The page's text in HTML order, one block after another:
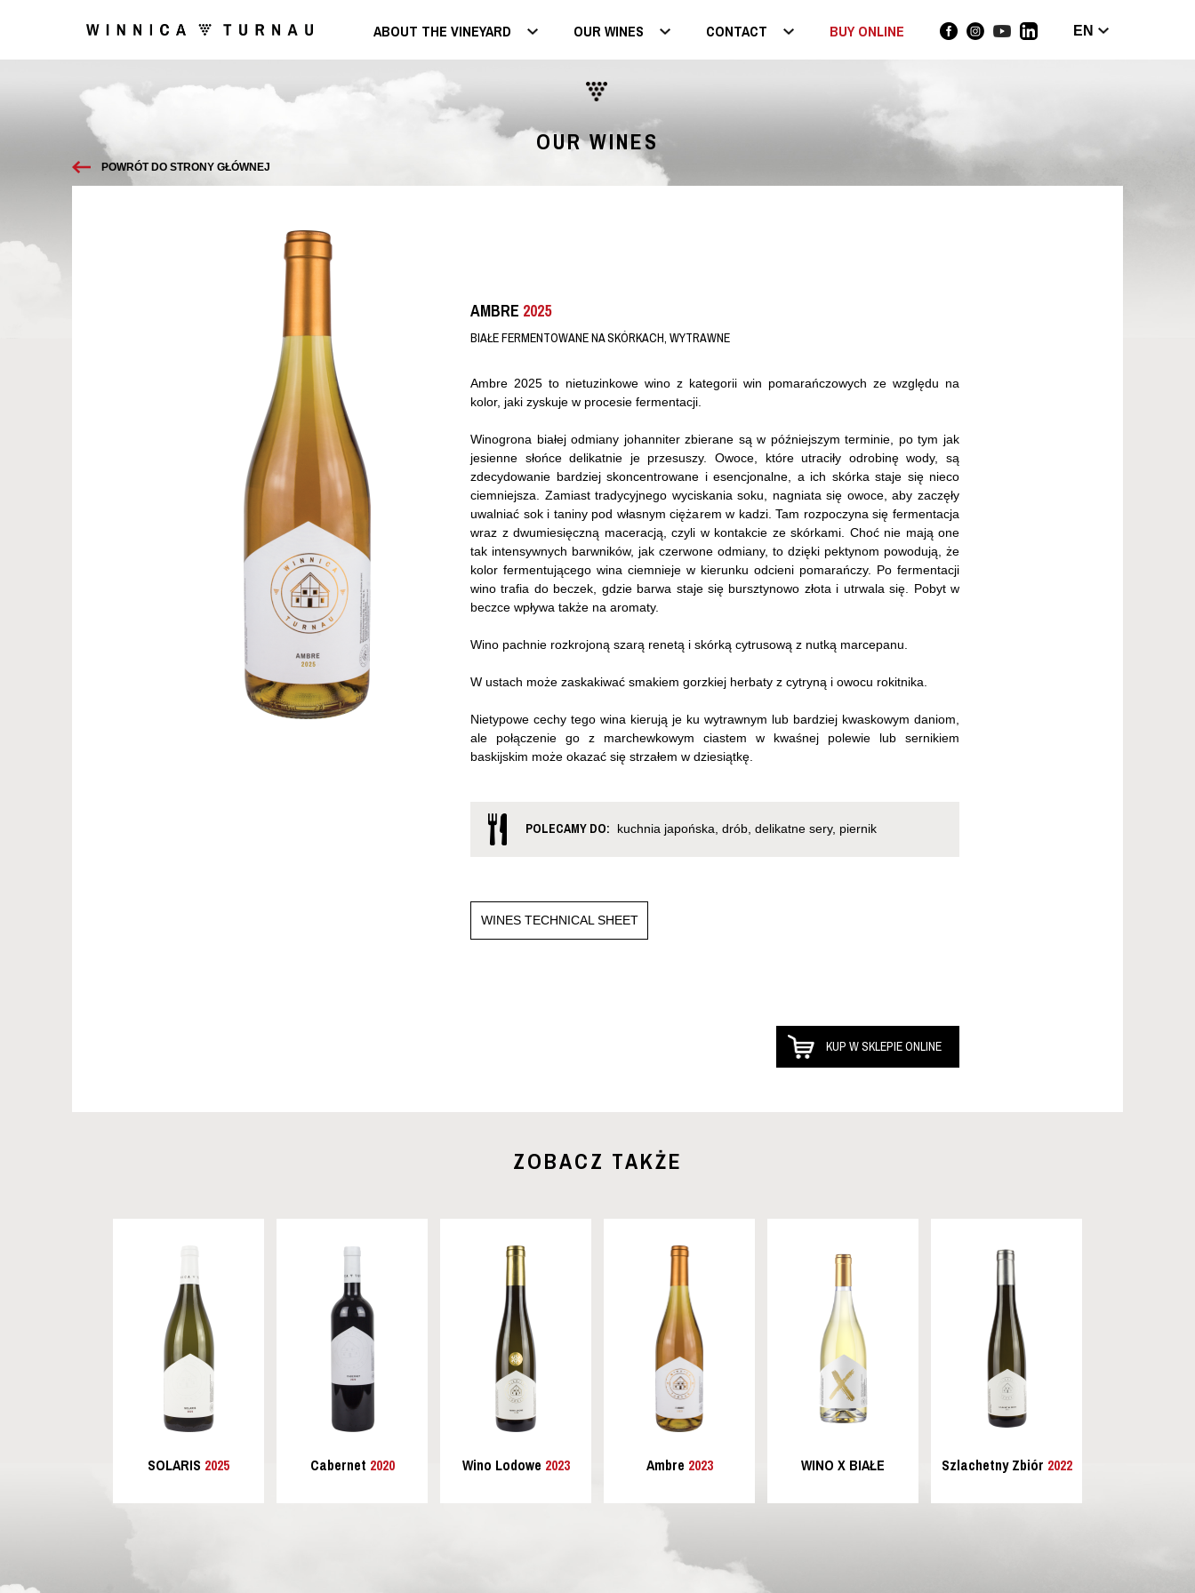
ABOUT THE VINEYARD OUR WINES CONTACT BUY ONLINE EN
POWRÓT DO STRONY GŁÓWNEJ
OUR WINES
AMBRE 2025
BIAŁE FERMENTOWANE NA SKÓRKACH, WYTRAWNE
Ambre 2025 to nietuzinkowe wino z kategorii win pomarańczowych ze względu na
kolor, jaki zyskuje w procesie fermentacji.
Winogrona białej odmiany johanniter zbierane są w późniejszym terminie, po tym jak
jesienne słońce delikatnie je przesuszy. Owoce, które utraciły odrobinę wody, są
zdecydowanie bardziej skoncentrowane i esencjonalne, a ich skórka staje się nieco
ciemniejsza. Zamiast tradycyjnego wyciskania soku, nagniata się owoce, aby zaczęły
uwalniać sok i taniny pod własnym ciężarem w kadzi. Tam rozpoczyna się fermentacja
wraz z dwumiesięczną maceracją, czyli w kontakcie ze skórkami. Choć nie mają one
tak intensywnych barwników, jak czerwone odmiany, to dzięki pektynom powodują, że
kolor fermentującego wina ciemnieje w kierunku odcieni pomarańczy. Po fermentacji
wino trafia do beczek, gdzie barwa staje się bursztynowo złota i utrwala się. Pobyt w
beczce wpływa także na aromaty.
Wino pachnie rozkrojoną szarą renetą i skórką cytrusową z nutką marcepanu.
W ustach może zaskakiwać smakiem gorzkiej herbaty z cytryną i owocu rokitnika.
Nietypowe cechy tego wina kierują je ku wytrawnym lub bardziej kwaskowym daniom,
ale połączenie go z marchewkowym ciastem w kwaśnej polewie lub sernikiem
baskijskim może okazać się strzałem w dziesiątkę.
POLECAMY DO: kuchnia japońska, drób, delikatne sery, piernik
WINES TECHNICAL SHEET
KUP W SKLEPIE ONLINE
ZOBACZ TAKŻE
SOLARIS 2025 Cabernet 2020 Wino Lodowe 2023 Ambre 2023 WINO X BIAŁE Szlachetny Zbiór 2022